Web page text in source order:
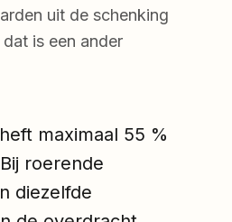
uit de schenking
is een ander
maximaal 55 %
roerende
diezelfde